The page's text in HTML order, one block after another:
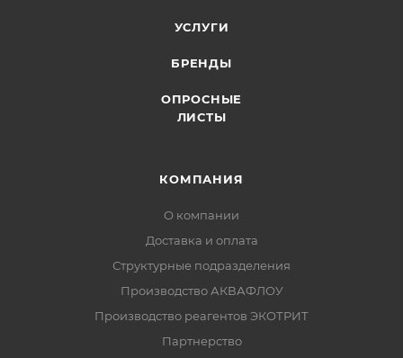
УСЛУГИ
БРЕНДЫ
ОПРОСНЫЕ
ЛИСТЫ
КОМПАНИЯ
О компании
Доставка и оплата
Структурные подразделения
Производство АКВАФЛОУ
Производство реагентов ЭКОТРИТ
Партнерство